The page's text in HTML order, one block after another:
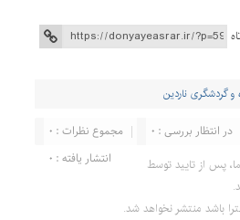
و گردشگری ناردین
مجموع نظرات : 0
در انتظار بررسی : 0
انتشار یافته : 0
پس از تایید توسط
باشد منتشر نخواهد شد.